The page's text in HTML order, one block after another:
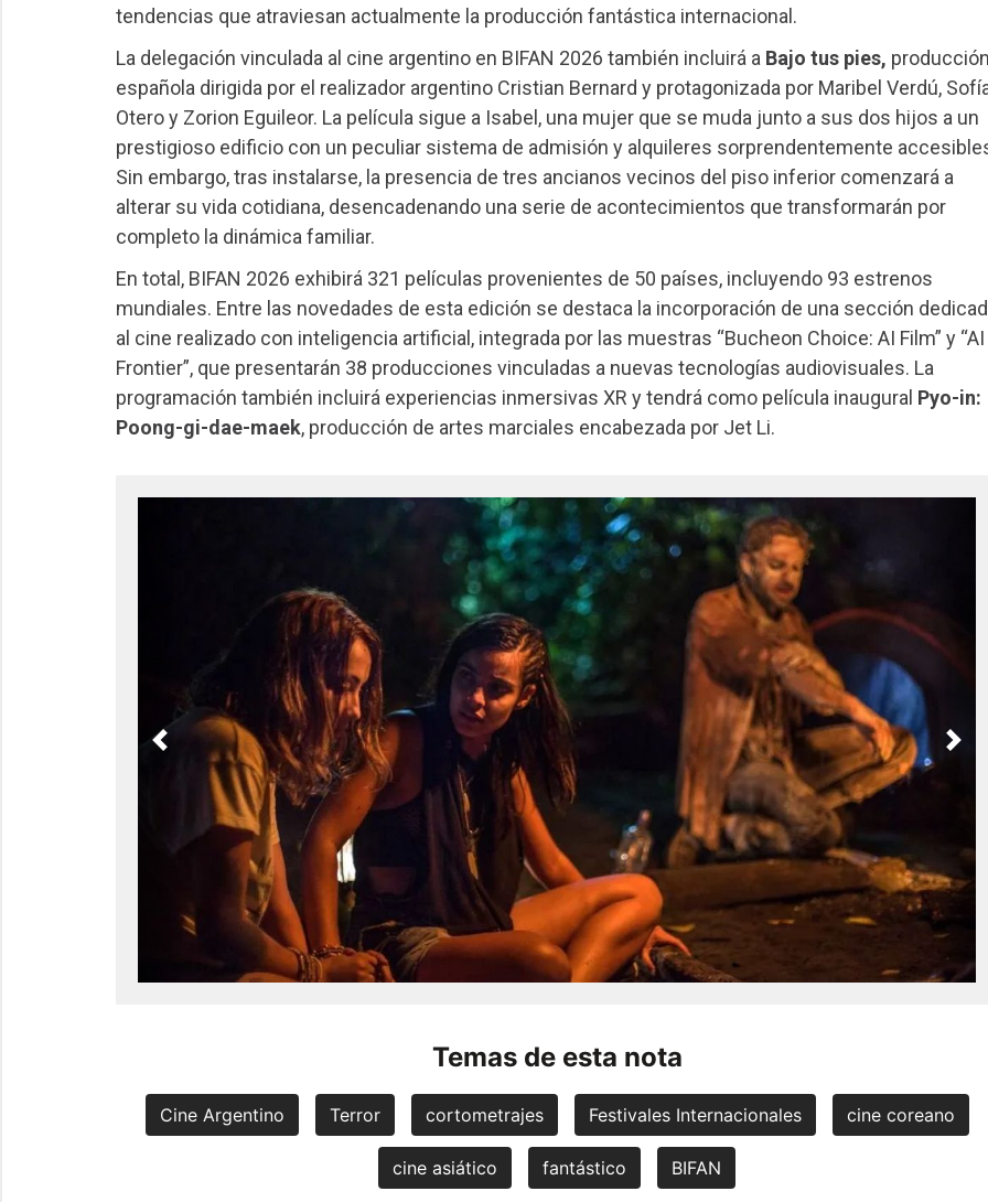
tendencias que atraviesan actualmente la producción fantástica internacional.
La delegación vinculada al cine argentino en BIFAN 2026 también incluirá a Bajo tus pies,
española dirigida por el realizador argentino Cristian Bernard y protagonizada por Maribel Verdú,
Otero y Zorion Eguileor. La película sigue a Isabel, una mujer que se muda junto a sus dos hijos a un
prestigioso edificio con un peculiar sistema de admisión y alquileres sorprendentemente
Sin embargo, tras instalarse, la presencia de tres ancianos vecinos del piso inferior comenzará a
alterar su vida cotidiana, desencadenando una serie de acontecimientos que transformarán por
completo la dinámica familiar.
En total, BIFAN 2026 exhibirá 321 películas provenientes de 50 países, incluyendo 93 estrenos
mundiales. Entre las novedades de esta edición se destaca la incorporación de una sección
al cine realizado con inteligencia artificial, integrada por las muestras “Bucheon Choice: AI Film” y “AI
Frontier”, que presentarán 38 producciones vinculadas a nuevas tecnologías audiovisuales. La
programación también incluirá experiencias inmersivas XR y tendrá como película inaugural Pyo-in:
Poong-gi-dae-maek, producción de artes marciales encabezada por Jet Li.
Previous
Temas de esta nota
Cine Argentino Terror cortometrajes Festivales Internacionales cine coreano
cine asiático fantástico BIFAN